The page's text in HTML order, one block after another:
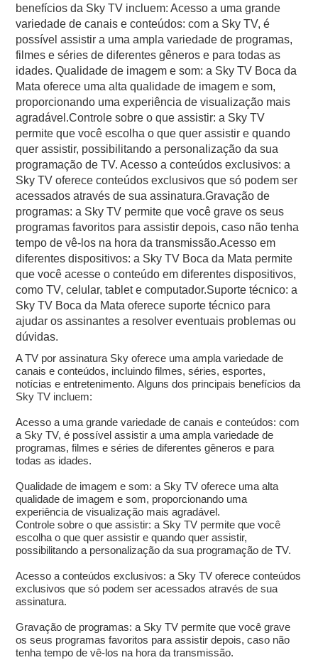
benefícios da Sky TV incluem: Acesso a uma grande
variedade de canais e conteúdos: com a Sky TV, é
possível assistir a uma ampla variedade de programas,
filmes e séries de diferentes gêneros e para todas as
idades. Qualidade de imagem e som: a Sky TV Boca da
Mata oferece uma alta qualidade de imagem e som,
proporcionando uma experiência de visualização mais
agradável.Controle sobre o que assistir: a Sky TV
permite que você escolha o que quer assistir e quando
quer assistir, possibilitando a personalização da sua
programação de TV. Acesso a conteúdos exclusivos: a
Sky TV oferece conteúdos exclusivos que só podem ser
acessados através de sua assinatura.Gravação de
programas: a Sky TV permite que você grave os seus
programas favoritos para assistir depois, caso não tenha
tempo de vê-los na hora da transmissão.Acesso em
diferentes dispositivos: a Sky TV Boca da Mata permite
que você acesse o conteúdo em diferentes dispositivos,
como TV, celular, tablet e computador.Suporte técnico: a
Sky TV Boca da Mata oferece suporte técnico para
ajudar os assinantes a resolver eventuais problemas ou
dúvidas.
A TV por assinatura Sky oferece uma ampla variedade de
canais e conteúdos, incluindo filmes, séries, esportes,
notícias e entretenimento. Alguns dos principais benefícios da
Sky TV incluem:
Acesso a uma grande variedade de canais e conteúdos: com
a Sky TV, é possível assistir a uma ampla variedade de
programas, filmes e séries de diferentes gêneros e para
todas as idades.
Qualidade de imagem e som: a Sky TV oferece uma alta
qualidade de imagem e som, proporcionando uma
experiência de visualização mais agradável.
Controle sobre o que assistir: a Sky TV permite que você
escolha o que quer assistir e quando quer assistir,
possibilitando a personalização da sua programação de TV.
Acesso a conteúdos exclusivos: a Sky TV oferece conteúdos
exclusivos que só podem ser acessados através de sua
assinatura.
Gravação de programas: a Sky TV permite que você grave
os seus programas favoritos para assistir depois, caso não
tenha tempo de vê-los na hora da transmissão.